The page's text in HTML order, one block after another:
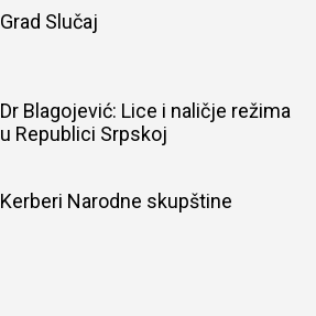
Grad Slučaj
Dr Blagojević: Lice i naličje režima
u Republici Srpskoj
Kerberi Narodne skupštine